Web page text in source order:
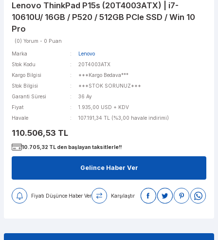
Lenovo ThinkPad P15s (20T4003ATX) | i7-
10610U/ 16GB / P520 / 512GB PCIe SSD / Win 10
Pro
(0) Yorum - 0 Puan
Marka
Lenovo
Stok Kodu
20T4003ATX
Kargo Bilgisi
***Kargo Bedava***
Stok Bilgisi
***STOK SORUNUZ***
Garanti Süresi
36 Ay
Fiyat
1.935,00 USD + KDV
Havale
107.191,34 TL (%3,00 havale indirimi)
110.506,53 TL
10.705,32 TL den başlayan taksitlerle!!
Gelince Haber Ver
Fiyatı Düşünce Haber Ver Karşılaştır